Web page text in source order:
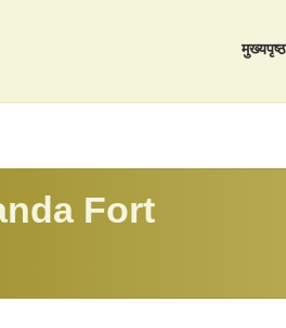
मुख्यपृष्ठ
Fort